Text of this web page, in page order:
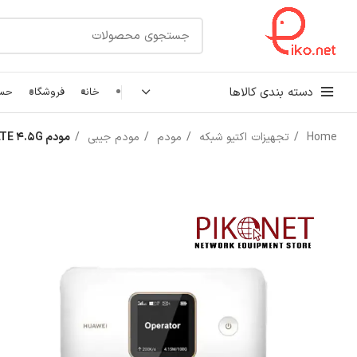
دسته بندی کالاها
کابل شبکه
خانه فروشگاه
Home تجهیزات اکتیو شبکه مودم مودم جیبی مودم TD-LTE 4.5G هوآوی مدل E5785-330